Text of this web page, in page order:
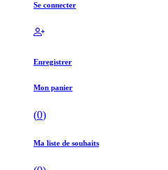
Se connecter
Enregistrer
Mon panier
(0)
Ma liste de souhaits